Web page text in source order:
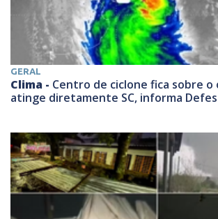
GERAL
Clima - Centro de ciclone fica sobre o
atinge diretamente SC, informa